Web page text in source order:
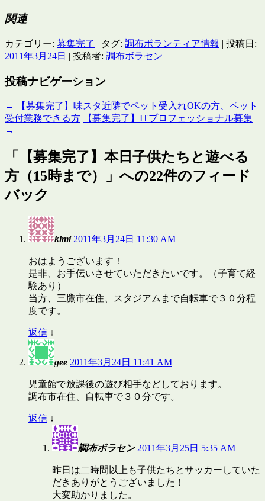
関連
カテゴリー: 募集完了 | タグ: 調布ボランティア情報 | 投稿日:
2011年3月24日 | 投稿者: 調布ボラセン
投稿ナビゲーション
←
【募集完了】味スタ近隣でペット受入れOKの方、ペット
受付業務できる方
【募集完了】ITプロフェッショナル募集
→
「
【募集完了】本日子供たちと遊べる
方（15時まで）
」への22件のフィード
バック
kimi 2011年3月24日 11:30 AM
おはようございます！
是非、お手伝いさせていただきたいです。（子育て経
験あり）
当方、三鷹市在住、スタジアムまで自転車で３０分程
度です。
返信 ↓
gee 2011年3月24日 11:41 AM
児童館で放課後の遊び相手などしております。
調布市在住、自転車で３０分です。
返信 ↓
調布ボラセン 2011年3月25日 5:35 AM
昨日は二時間以上も子供たちとサッカーしていた
だきありがとうございました！
大変助かりました。